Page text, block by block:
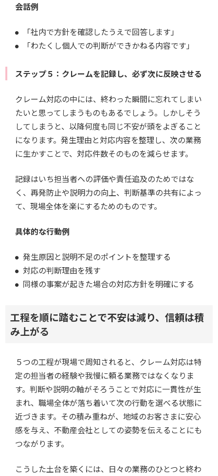
会話例
「社内で方針を確認したうえで回答します」
「わたくし個人での判断ができかねる内容です」
ステップ５：クレームを記録し、必ず次に反映させる
クレーム対応の中には、終わった瞬間に忘れてしまい
たいと思ってしまうものもあるでしょう。しかしそう
してしまうと、以降何度も同じ不安が頭をよぎること
になります。発生理由と対応内容を整理し、次の業務
に生かすことで、対応件数そのものを減らせます。
記録はいち担当者への評価や責任追及のためではな
く、再発防止や説明力の向上、判断基準の共有によっ
て、現場全体を楽にするためのものです。
具体的な行動例
発生原因と説明不足のポイントを整理する
対応の判断理由を残す
同様の事案が起きた場合の対応方針を明確にする
工程を順に踏むことで不安は減り、信頼は積
み上がる
５つの工程が現場で周知されると、クレーム対応は特
定の担当者の経験や我慢に頼る業務ではなくなりま
す。判断や説明の軸がそろうことで対応に一貫性が生
まれ、職場全体が落ち着いて次の行動を選べる状態に
近づきます。その積み重ねが、地域のお客さまに安心
感を与え、不動産会社としての姿勢を伝えることにも
つながります。
こうした土台を築くには、日々の業務のひとつと終わ